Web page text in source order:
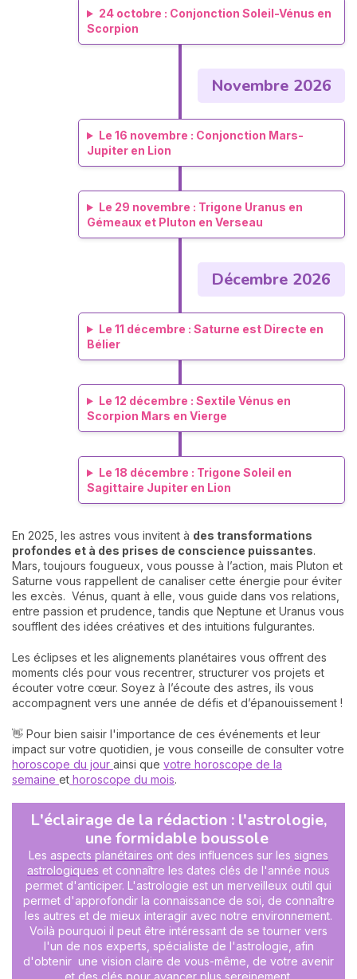
24 octobre : Conjonction Soleil-Vénus en
Scorpion
Novembre 2026
Le 16 novembre : Conjonction Mars-
Jupiter en Lion
Le 29 novembre : Trigone Uranus en
Gémeaux et Pluton en Verseau
Décembre 2026
Le 11 décembre : Saturne est Directe en
Bélier
Le 12 décembre : Sextile Vénus en
Scorpion Mars en Vierge
Le 18 décembre : Trigone Soleil en
Sagittaire Jupiter en Lion
En 2025, les astres vous invitent à des transformations
profondes et à des prises de conscience puissantes.
Mars, toujours fougueux, vous pousse à l’action, mais Pluton et
Saturne vous rappellent de canaliser cette énergie pour éviter
les excès. Vénus, quant à elle, vous guide dans vos relations,
entre passion et prudence, tandis que Neptune et Uranus vous
soufflent des idées créatives et des intuitions fulgurantes.
Les éclipses et les alignements planétaires vous offrent des
moments clés pour vous recentrer, structurer vos projets et
écouter votre cœur. Soyez à l’écoute des astres, ils vous
accompagnent vers une année de défis et d’épanouissement !
👋 Pour bien saisir l'importance de ces événements et leur
impact sur votre quotidien, je vous conseille de consulter votre
horoscope du jour ainsi que votre horoscope de la
semaine et horoscope du mois.
L'éclairage de la rédaction : l'astrologie,
une formidable boussole
Les aspects planétaires ont des influences sur les signes
astrologiques et connaître les dates clés de l'année nous
permet d'anticiper. L'astrologie est un merveilleux outil qui
permet d'approfondir la connaissance de soi, de connaître
les autres et de mieux interagir avec notre environnement.
Voilà pourquoi il peut être intéressant de se tourner vers
l'un de nos experts, spécialiste de l'astrologie, afin
d'obtenir une vision claire de vous-même, de votre avenir
et des clés pour avancer plus sereinement.